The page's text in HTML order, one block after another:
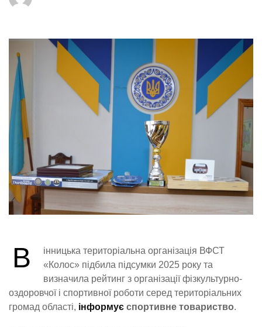
В
інницька територіальна організація ВФСТ
«Колос» підбила підсумки 2025 року та
визначила рейтинг з організації фізкультурно-
оздоровчої і спортивної роботи серед територіальних
громад області, інформує спортивне товариство.